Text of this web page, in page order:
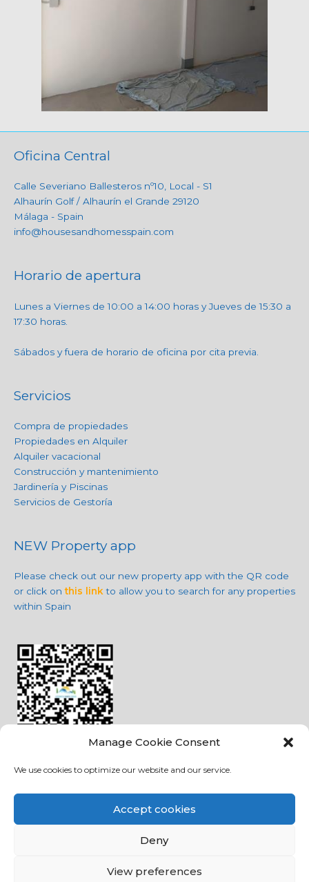
Manage Cookie Consent
We use cookies to optimize our website and our service.
Accept cookies
Deny
View preferences
Oficina Central
Calle Severiano Ballesteros nº10, Local - S1
Alhaurín Golf / Alhaurín el Grande 29120
Málaga - Spain
info@housesandhomesspain.com
Horario de apertura
Lunes a Viernes de 10:00 a 14:00 horas y Jueves de 15:30 a
17:30 horas.
Sábados y fuera de horario de oficina por cita previa.
Servicios
Compra de propiedades
Propiedades en Alquiler
Alquiler vacacional
Construcción y mantenimiento
Jardinería y Piscinas
Servicios de Gestoría
NEW Property app
Please check out our new property app with the QR code
or click onthis linkto allow you to search for any properties
within Spain
Copyright © 2026 Houses and Homes Spain